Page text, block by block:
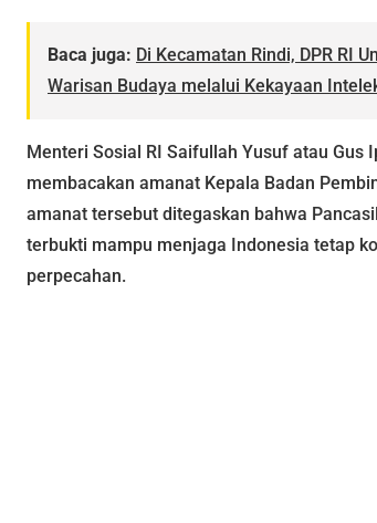
Baca juga: Di Kecamatan Rindi, DPR RI
Warisan Budaya melalui Kekayaan
Menteri Sosial RI Saifullah Yusuf atau Gus
membacakan amanat Kepala Badan
amanat tersebut ditegaskan bahwa
terbukti mampu menjaga Indonesia tetap
perpecahan.